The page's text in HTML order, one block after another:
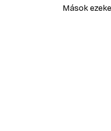
Mások